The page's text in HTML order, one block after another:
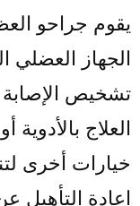
يقوم جراحو
الجهاز العضلي
تشخيص
العلاج بالأدوية
خيارات أخرى
إعادة التأهيل